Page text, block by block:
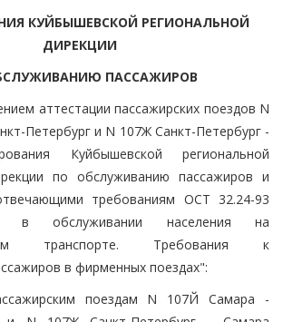
КУЙБЫШЕВСКОЙ РЕГИОНАЛЬНОЙ
ДИРЕКЦИИ
ПАССАЖИРОВ
аттестации пассажирских поездов N
Петербург и N 107Ж Санкт-Петербург -
Куйбышевской региональной
по обслуживанию пассажиров и
требованиям ОСТ 32.24-93
в обслуживании населения на
транспорте. Требования к
в фирменных поездах":
поездам N 107Й Самара -